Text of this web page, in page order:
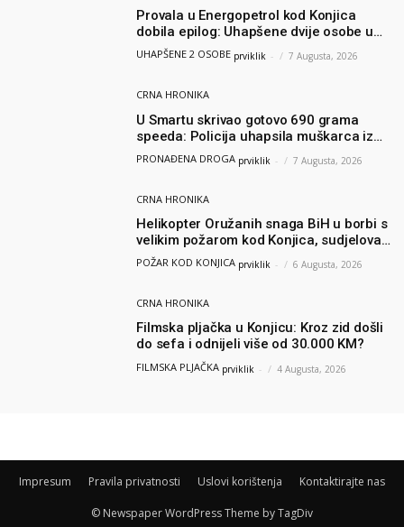
Provala u Energopetrol kod Konjica
dobila epilog: Uhapšene dvije osobe u
Čapljini i Jablanici
UHAPŠENE 2 OSOBE prviklik - 7 Augusta, 2026
CRNA HRONIKA
U Smartu skrivao gotovo 690 grama
speeda: Policija uhapsila muškarca iz
Hercegovine
PRONAĐENA DROGA prviklik - 7 Augusta, 2026
CRNA HRONIKA
Helikopter Oružanih snaga BiH u borbi s
velikim požarom kod Konjica, sudjelovao
i Air Tractor
POŽAR KOD KONJICA prviklik - 6 Augusta, 2026
CRNA HRONIKA
Filmska pljačka u Konjicu: Kroz zid došli
do sefa i odnijeli više od 30.000 KM?
FILMSKA PLJAČKA prviklik - 4 Augusta, 2026
Impresum Pravila privatnosti Uslovi korištenja Kontaktirajte nas
© Newspaper WordPress Theme by TagDiv